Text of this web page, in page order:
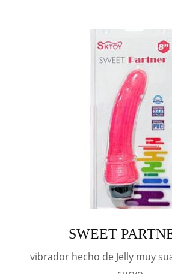
SWEET
vibrador hecho de Jelly muy